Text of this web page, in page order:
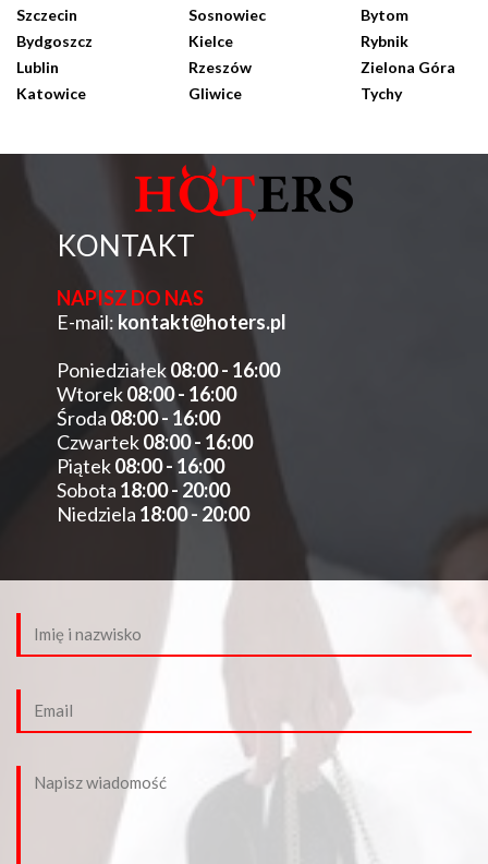
Szczecin
Bydgoszcz
Lublin
Katowice
Sosnowiec
Kielce
Rzeszów
Gliwice
Bytom
Rybnik
Zielona Góra
Tychy
KONTAKT
NAPISZ DO NAS
E-mail: kontakt@hoters.pl
Poniedziałek08:00 - 16:00
Wtorek08:00 - 16:00
Środa 08:00 - 16:00
Czwartek08:00 - 16:00
Piątek08:00 - 16:00
Sobota 18:00 - 20:00
Niedziela 18:00 - 20:00